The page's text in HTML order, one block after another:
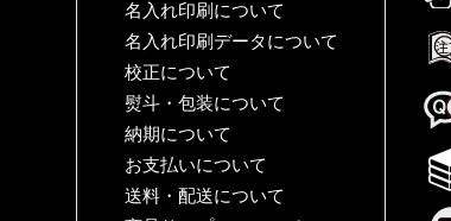
名入れ印刷について
名入れ印刷データについて
校正について
熨斗・包装について
納期について
お支払いについて
送料・配送について